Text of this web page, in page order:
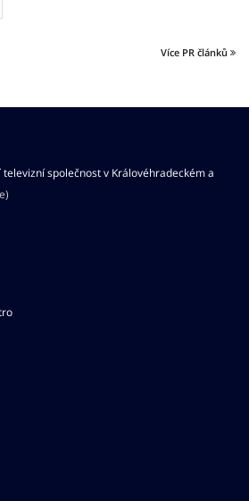
Více PR článků
televizní společnost v Královéhradeckém a